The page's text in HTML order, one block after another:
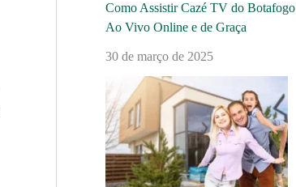
Como Assistir Cazé TV do Botafogo
Ao Vivo Online e de Graça
30 de março de 2025